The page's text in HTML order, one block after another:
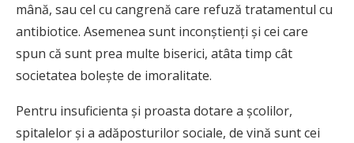
mână, sau cel cu cangrenă care refuză tratamentul cu
antibiotice. Asemenea sunt inconştienţi şi cei care
spun că sunt prea multe biserici, atâta timp cât
societatea boleşte de imoralitate.
Pentru insuficienta şi proasta dotare a şcolilor,
spitalelor şi a adăposturilor sociale, de vină sunt cei